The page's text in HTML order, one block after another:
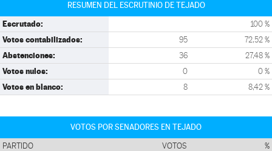
RESUMEN DEL ESCRUTINIO DE TEJADO
Escrutado: 100 %
Votos contabilizados: 95 72,52 %
Abstenciones: 36 27,48 %
Votos nulos: 0 0 %
Votos en blanco: 8 8,42 %
VOTOS POR SENADORES EN TEJADO
PARTIDO VOTOS %